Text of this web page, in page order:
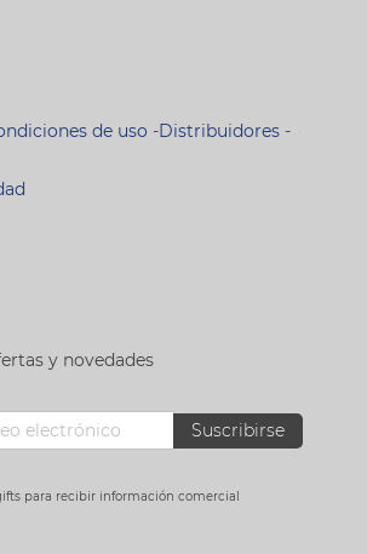
de uso -Distribuidores -
y novedades
Suscribirse
para recibir información comercial